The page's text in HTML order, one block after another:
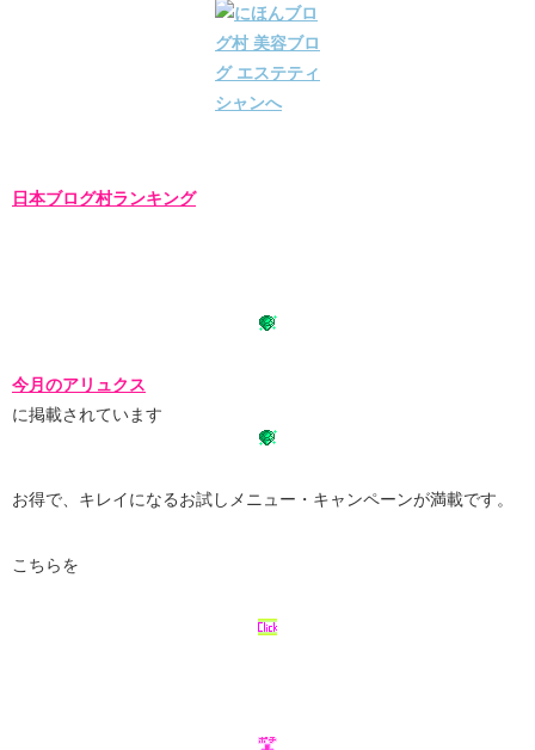
日本ブログ村ランキング
今月のアリュクス
に掲載されています
お得で、キレイになるお試しメニュー・キャンペーンが満載です。
こちらを